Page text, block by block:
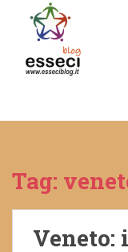
m
Tag:
Veneto: